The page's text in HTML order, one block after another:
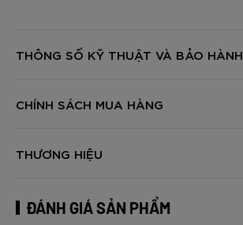
THÔNG SỐ KỸ THUẬT VÀ BẢO HÀNH
CHÍNH SÁCH MUA HÀNG
THƯƠNG HIỆU
ĐÁNH GIÁ SẢN PHẨM